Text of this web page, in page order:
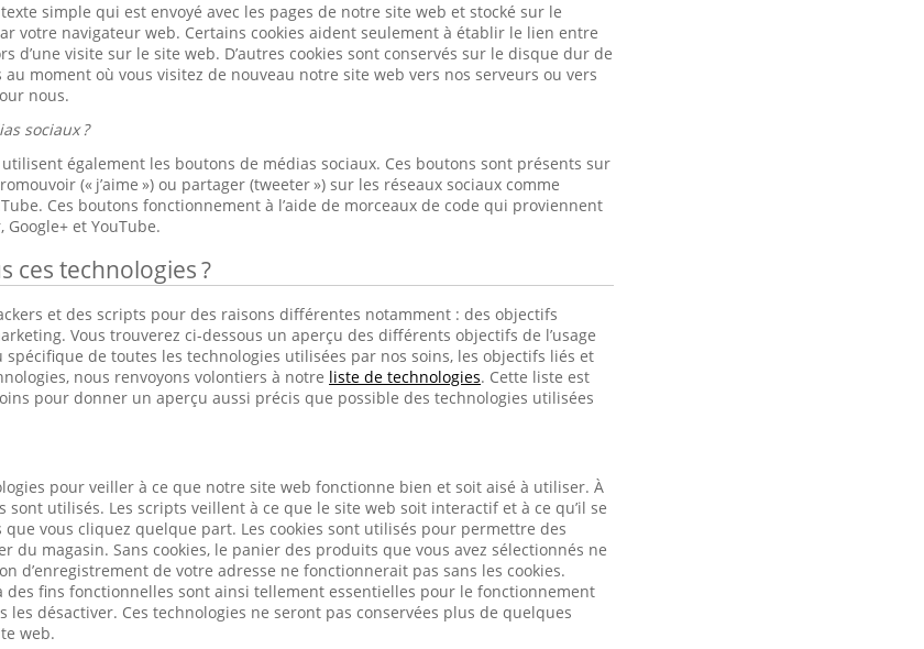
simple qui est envoyé avec les pages de notre site web et stocké sur le
votre navigateur web. Certains cookies aident seulement à établir le lien entre
d’une visite sur le site web. D’autres cookies sont conservés sur le disque dur de
moment où vous visitez de nouveau notre site web vers nos serveurs ou vers
nous.
sociaux ?
également les boutons de médias sociaux. Ces boutons sont présents sur
(« j’aime ») ou partager (tweeter ») sur les réseaux sociaux comme
Ces boutons fonctionnement à l’aide de morceaux de code qui proviennent
et YouTube.
ces technologies ?
et des scripts pour des raisons différentes notamment : des objectifs
Vous trouverez ci-dessous un aperçu des différents objectifs de l’usage
de toutes les technologies utilisées par nos soins, les objectifs liés et
nous renvoyons volontiers à notre liste de technologies. Cette liste est
pour donner un aperçu aussi précis que possible des technologies utilisées
pour veiller à ce que notre site web fonctionne bien et soit aisé à utiliser. À
sont utilisés. Les scripts veillent à ce que le site web soit interactif et à ce qu’il se
vous cliquez quelque part. Les cookies sont utilisés pour permettre des
du magasin. Sans cookies, le panier des produits que vous avez sélectionnés ne
d’enregistrement de votre adresse ne fonctionnerait pas sans les cookies.
des fins fonctionnelles sont ainsi tellement essentielles pour le fonctionnement
les désactiver. Ces technologies ne seront pas conservées plus de quelques
web.